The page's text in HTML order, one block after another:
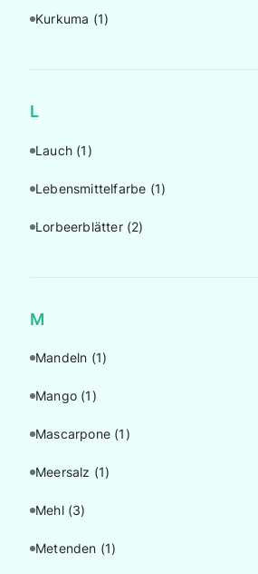
Kurkuma (1)
L
Lauch (1)
Lebensmittelfarbe (1)
Lorbeerblätter (2)
M
Mandeln (1)
Mango (1)
Mascarpone (1)
Meersalz (1)
Mehl (3)
Metenden (1)